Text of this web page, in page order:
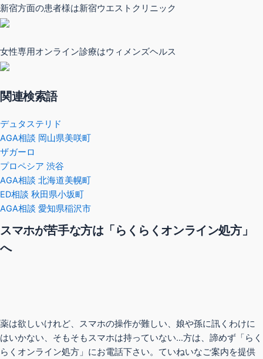
新宿方面の患者様は新宿ウエストクリニック
女性専用オンライン診療はウィメンズヘルス
関連検索語
デュタステリド
AGA相談 岡山県美咲町
ザガーロ
プロペシア 渋谷
AGA相談 北海道美幌町
ED相談 秋田県小坂町
AGA相談 愛知県稲沢市
スマホが苦手な方は「らくらくオンライン処方」
へ
薬は欲しいけれど、スマホの操作が難しい、娘や孫に訊くわけに
はいかない、そもそもスマホは持っていない…方は、諦めず「らく
らくオンライン処方」にお電話下さい。ていねいなご案内を提供